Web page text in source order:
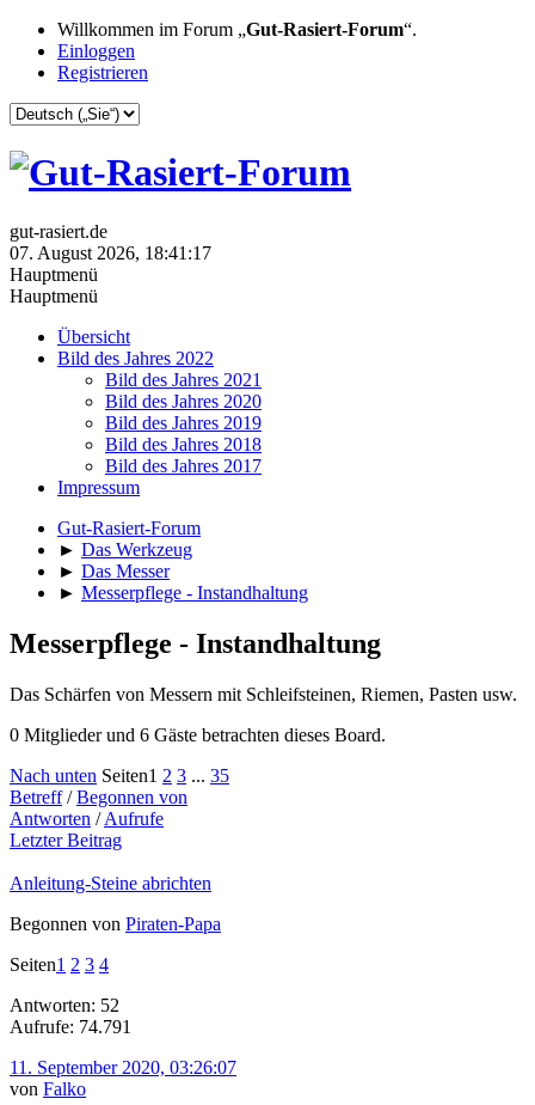
Willkommen im Forum „Gut-Rasiert-Forum“.
Einloggen
Registrieren
gut-rasiert.de
07. August 2026, 18:41:17
Hauptmenü
Hauptmenü
Übersicht
Bild des Jahres 2022
Bild des Jahres 2021
Bild des Jahres 2020
Bild des Jahres 2019
Bild des Jahres 2018
Bild des Jahres 2017
Impressum
Gut-Rasiert-Forum
► Das Werkzeug
► Das Messer
► Messerpflege - Instandhaltung
Messerpflege - Instandhaltung
Das Schärfen von Messern mit Schleifsteinen, Riemen, Pasten usw.
0 Mitglieder und 6 Gäste betrachten dieses Board.
Nach unten Seiten1 2 3 ... 35
Betreff/Begonnen von
Antworten /Aufrufe
Letzter Beitrag
Anleitung-Steine abrichten
Begonnen von Piraten-Papa
Seiten1 2 3 4
Antworten: 52
Aufrufe: 74.791
11. September 2020, 03:26:07
von Falko